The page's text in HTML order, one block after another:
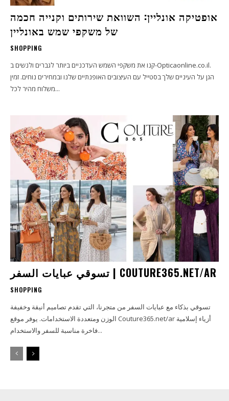
אופטיקה אונליין: השוואת שירותים וקנייה חכמה
של משקפי שמש באונליין
SHOPPING
קנו את משקפי השמש העדכניים ביותר לגברים ולנשים ב-Opticaonline.co.il.
הגן על העיניים שלך בסטייל עם העיצובים האופנתיים שלנו ובמחירים נוחים. זמין
משלוח מהיר לכל...
تسوقي عبايات السفر | COUTURE365.NET/AR
SHOPPING
تسوقي بذكاء مع عبايات السفر من متجرنا، التي تقدم تصاميم أنيقة وخفيفة
الوزن ومتعددة الاستخدامات. يوفر موقع Couture365.net/ar أزياء إسلامية
فاخرة مناسبة للسفر والاستخدام...